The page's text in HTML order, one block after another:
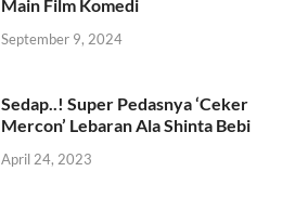
Main Film Komedi
September 9, 2024
Sedap..! Super Pedasnya ‘Ceker
Mercon’ Lebaran Ala Shinta Bebi
April 24, 2023